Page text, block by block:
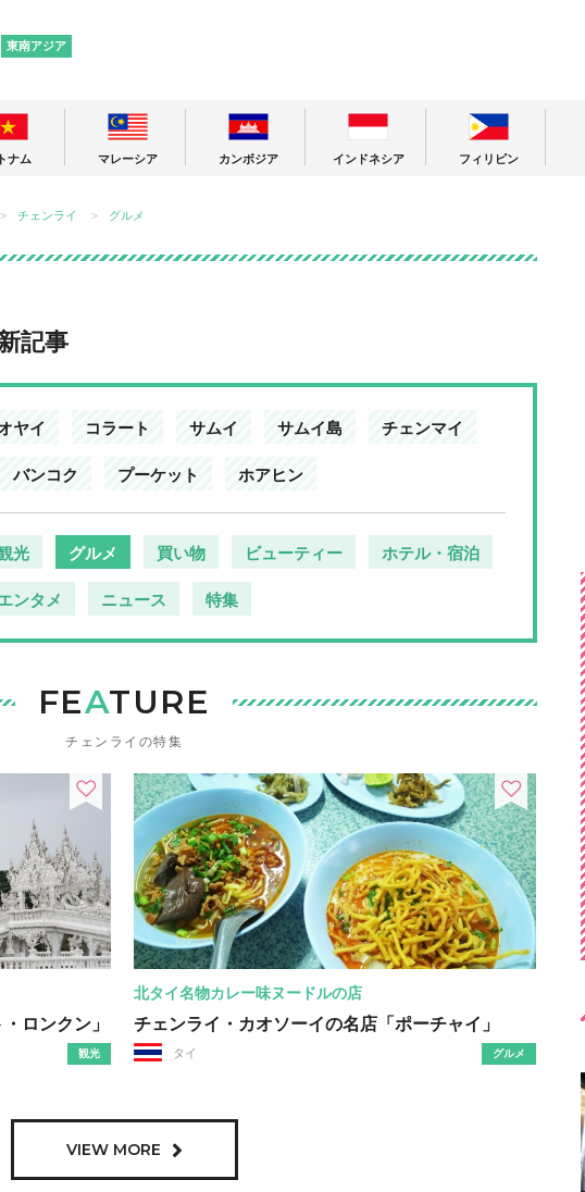
東南アジア
ナム マレーシア カンボジア インドネシア フィリピン
チェンライ グルメ
記事
ヤイ コラート サムイ サムイ島 チェンマイ
バンコク プーケット ホアヒン
光 グルメ 買い物 ビューティー ホテル・宿泊
ンタメ ニュース 特集
FEATURE
チェンライの特集
ロンクン」
観光
北タイ名物カレー味ヌードルの店
チェンライ・カオソーイの名店「ポーチャイ」
タイ グルメ
VIEW MORE